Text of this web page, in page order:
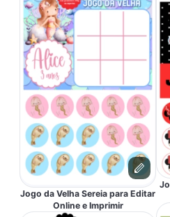
Jogo da Velha Sereia para Editar
Online e Imprimir